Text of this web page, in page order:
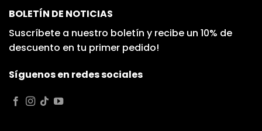
BOLETÍN DE NOTICIAS
Suscríbete a nuestro boletín y recibe un 10% de
descuento en tu primer pedido!
Síguenos en redes sociales